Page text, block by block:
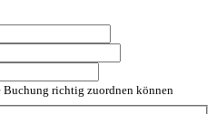
richtig zuordnen können